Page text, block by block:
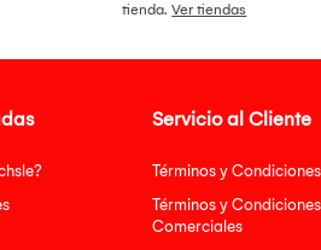
tienda.Ver tiendas
Servicio al Cliente
Términos y
Términos y
Comerciales